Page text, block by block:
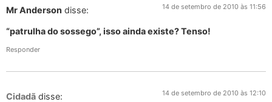
Mr Anderson disse: 14 de setembro de 2010 às 11:56
“patrulha do sossego”, isso ainda existe? Tenso!
Responder
Cidadã disse: 14 de setembro de 2010 às 12:10